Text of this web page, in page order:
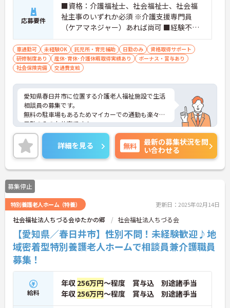
応募要件
■資格：介護福祉士、社会福祉士、社会福
祉主事のいずれか必須 ※介護支援専門員
（ケアマネジャー）あれば尚可 ■経験不問
■普通自動車免許必須（AT限定可） ■必要
なPCスキル：Excel、Word操作
車通勤可 未経験OK 託児所・育児補助 日勤のみ
資格取得サポート
研修制度あり
産休･育休･介護休暇取得実績あり
ボーナス・賞与あり
社会保険完備
交通費支給
愛知県春日井市に位置する介護老人福祉施設で生活
相談員の募集です。
無料の駐車場もあるためマイカーでの通勤も楽々♪
日勤のみのお仕事です！
現場経験のない方でもチャレンジできる職場で、し
っかりとしたフォロー体制で、経験に関わらず安心
してスタートできます。昇給、賞与があり、さらに
各種手当、福利厚生も充実しているのは嬉しいポイ
ントです◎
こちらの求人にご興味がございましたら面接のポイ
ントもお伝えしますので是非ご応募お待ちしており
ます。
詳細を見る 無料
最新の募集状況を問
い合わせる
募集停止
特別養護老人ホーム（特養） 更新日：2025年02月14日
社会福祉法人ちづる会ゆたかの郷 社会福祉法人ちづる会
【愛知県／春日井市】性別不問！未経験歓迎♪地
域密着型特別養護老人ホームで相談員兼介護職員
募集！
給料
年収 256万円～程度 賞与込 別途諸手当
年収 256万円～程度 賞与込 別途諸手当